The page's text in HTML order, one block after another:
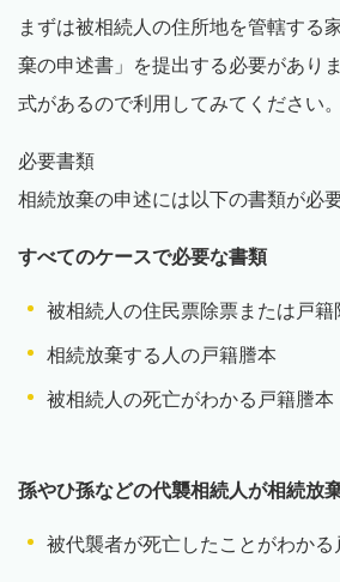
まずは被相続人の住所地を管轄する
棄の申述書」を提出する必要がありま
式があるので利用してみてください。
必要書類
相続放棄の申述には以下の書類が必要
すべてのケースで必要な書類
被相続人の住民票除票または戸籍
相続放棄する人の戸籍謄本
被相続人の死亡がわかる戸籍謄本
孫やひ孫などの代襲相続人が相続放
被代襲者が死亡したことがわかる